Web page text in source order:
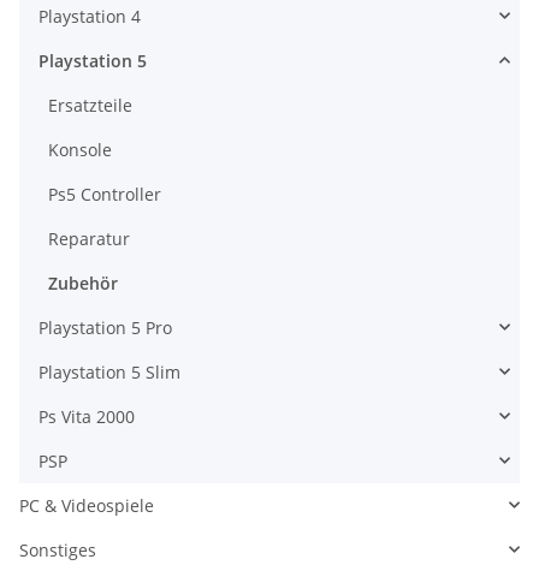
Playstation 4
Playstation 5
Ersatzteile
Konsole
Ps5 Controller
Reparatur
Zubehör
Playstation 5 Pro
Playstation 5 Slim
Ps Vita 2000
PSP
PC & Videospiele
Sonstiges